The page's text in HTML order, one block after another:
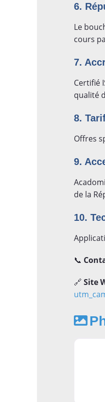
6.
Le
cours
7.
Certifié
qualité
8.
Offres
9.
de la
10.
📞
🔗 Site